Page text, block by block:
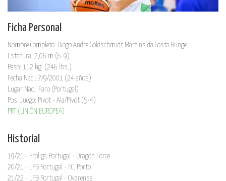
Ficha Personal
Nombre Completo: Diogo Andre Goldschmidt Martins da Costa Runge
Estatura: 2,06 m (6-9)
Peso: 112 kg. (246 lbs.)
Fecha Nac.: 7/9/2001 (24 años)
Lugar Nac.: Faro (Portugal)
Pos. Juego: Pivot - Ala/Pivot (5-4)
PRT (UNIÓN EUROPEA)
Historial
19/21 - Proliga Portugal - Dragon Force
20/21 - LPB Portugal - F.C. Porto
21/22 - LPB Portugal - Ovarense